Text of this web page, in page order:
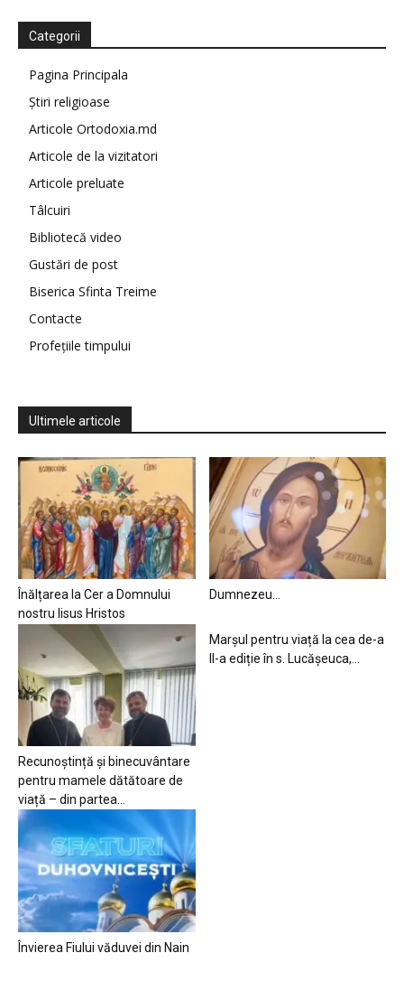
Categorii
Pagina Principala
Știri religioase
Articole Ortodoxia.md
Articole de la vizitatori
Articole preluate
Tâlcuiri
Bibliotecă video
Gustări de post
Biserica Sfinta Treime
Contacte
Profețiile timpului
Ultimele articole
Înălțarea la Cer a Domnului
nostru Iisus Hristos
Dumnezeu…
Recunoștință și binecuvântare
pentru mamele dătătoare de
viață – din partea...
Marșul pentru viață la cea de-a
II-a ediție în s. Lucășeuca,...
Învierea Fiului văduvei din Nain